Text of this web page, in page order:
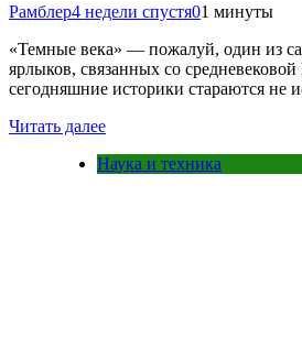
Рамблер4 недели спустя01 минуты
«Темные века» — пожалуй, один из
ярлыков, связанных со
сегодняшние историки стараются не
Читать далее
Наука и техника